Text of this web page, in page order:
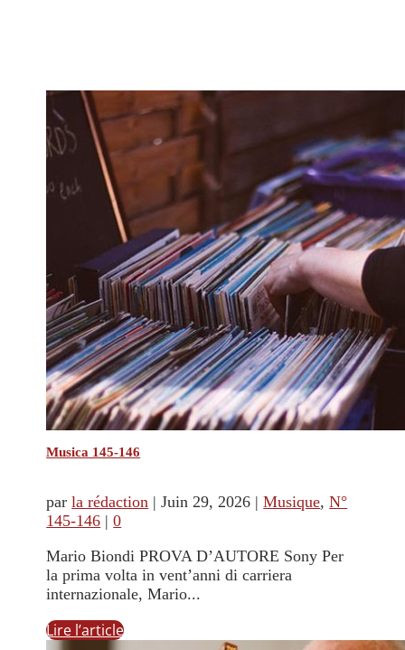
Musica 145-146
parla rédaction |Juin 29, 2026 |Musique,N°
145-146 |0
Mario Biondi PROVA D’AUTORE Sony Per
la prima volta in vent’anni di carriera
internazionale, Mario...
Lire l’article